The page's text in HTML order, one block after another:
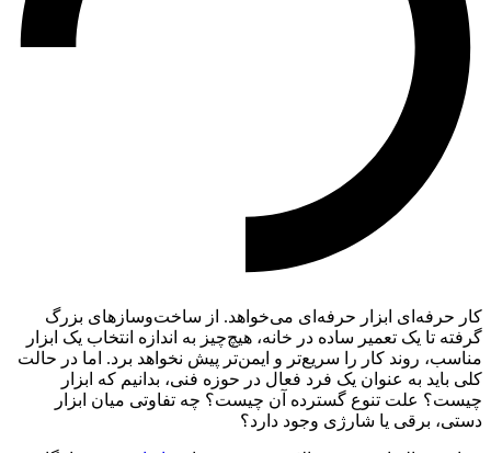
کار حرفه‌ای ابزار حرفه‌ای می‌خواهد. از ساخت‌وسازهای بزرگ
گرفته تا یک تعمیر ساده در خانه، هیچ‌چیز به اندازه انتخاب یک ابزار
مناسب، روند کار را سریع‌تر و ایمن‌تر پیش نخواهد برد. اما در حالت
کلی باید به عنوان یک فرد فعال در حوزه فنی، بدانیم که ابزار
چیست؟ علت تنوع گسترده آن چیست؟ چه تفاوتی میان ابزار
دستی، برقی یا شارژی وجود دارد؟